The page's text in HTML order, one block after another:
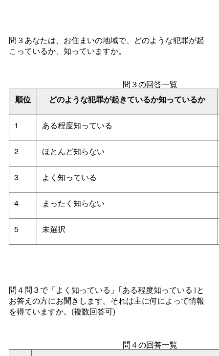
問３あなたは、お住まいの地域で、どのような犯罪が起
こっているか、知っていますか。
順位 どのような犯罪が起きているか知っているか
問３の回答一覧
1 ある程度知っている
2 ほとんど知らない
3 よく知っている
4 まったく知らない
5 未選択
問４問３で「よく知っている」｢ある程度知っている｣と
お答えの方にお聞きします。それは主に何によって情報
を得ていますか。(複数回答可)
問４の回答一覧